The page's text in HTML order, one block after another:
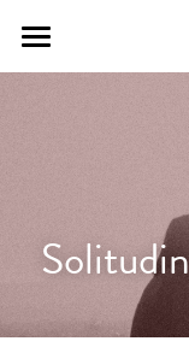
Home
Programma
G. D. Paterniti